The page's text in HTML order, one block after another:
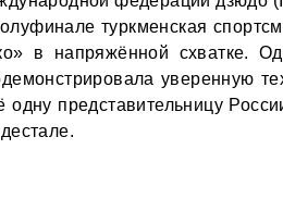
туркменская
в напряжённой схватке.
уверенную
одну представительницу